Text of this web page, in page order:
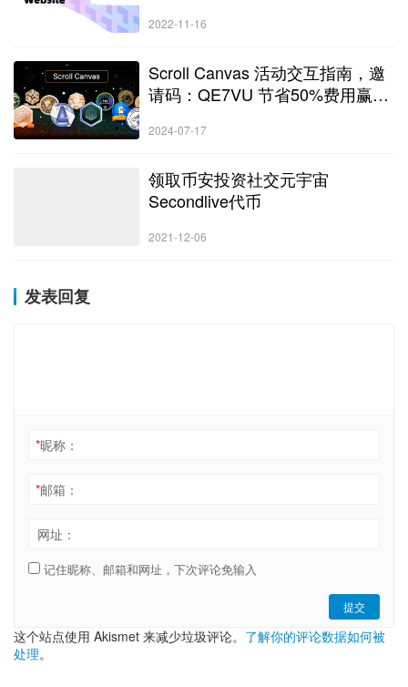
与交互，埋伏空投喂饭级教程
2022-11-16
Scroll Canvas 活动交互指南，邀
请码：QE7VU 节省50%费用赢未
2024-07-17
领取币安投资社交元宇宙
Secondlive代币
2021-12-06
发表回复
*昵称：
*邮箱：
网址：
记住昵称、邮箱和网址，下次评论免输入
提交
这个站点使用 Akismet 来减少垃圾评论。 了解你的评论数据如何被
处理。